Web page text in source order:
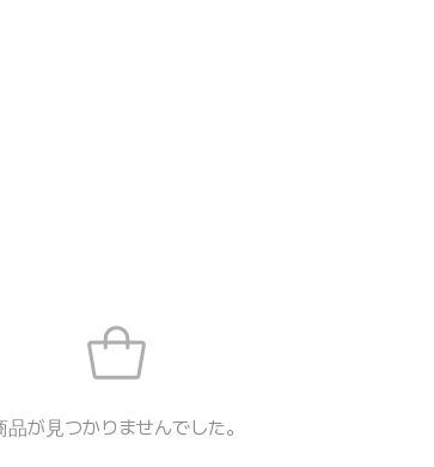
品が見つかりませんでした。